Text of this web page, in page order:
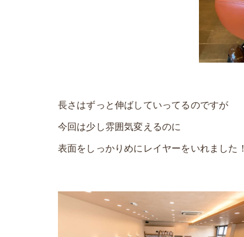
長さはずっと伸ばしていってるのですが
今回は少し雰囲気変えるのに
表面をしっかりめにレイヤーをいれました！